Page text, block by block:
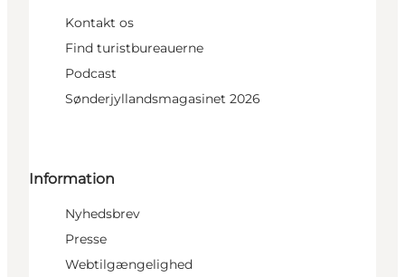
Kontakt os
Find turistbureauerne
Podcast
Sønderjyllandsmagasinet 2026
Information
Nyhedsbrev
Presse
Webtilgængelighed